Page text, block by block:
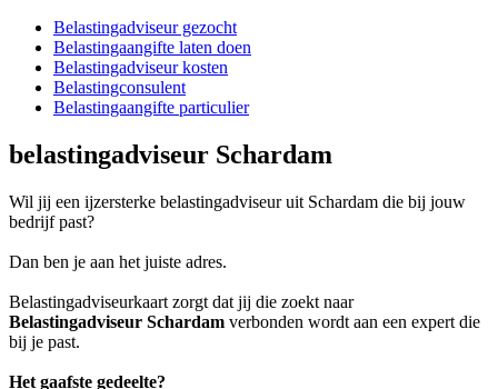
Belastingadviseur gezocht
Belastingaangifte laten doen
Belastingadviseur kosten
Belastingconsulent
Belastingaangifte particulier
belastingadviseur Schardam
Wil jij een ijzersterke belastingadviseur uit Schardam die bij jouw
bedrijf past?
Dan ben je aan het juiste adres.
Belastingadviseurkaart zorgt dat jij die zoekt naar
Belastingadviseur Schardam verbonden wordt aan een expert die
bij je past.
Het gaafste gedeelte?